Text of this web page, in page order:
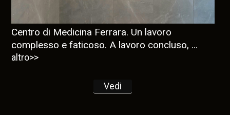
Centro di Medicina Ferrara. Un lavoro
complesso e faticoso. A lavoro concluso, ...
altro>>
Vedi